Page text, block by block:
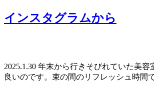
インスタグラムから
2025.1.30 年末から行きそびれていた美
良いのです。束の間のリフレッシュ時間